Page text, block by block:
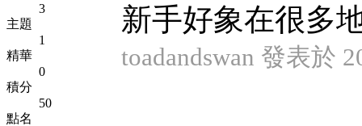
3
主題
1
精華
0
積分
50
點名
新手好象在很多
toadandswan 發表於